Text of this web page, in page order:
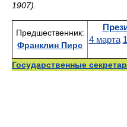
1907).
Предшественник:
Франклин Пирс
4 марта
Государственные